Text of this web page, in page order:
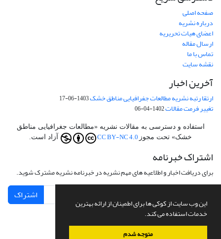
این وب سایت از کوکی ها برای اطمینان از ارائه بهترین
خدمات استفاده می کند.
متوجه شدم
صفحه اصلی
درباره نشریه
اعضای هیات تحریریه
ارسال مقاله
تماس با ما
نقشه سایت
آخرین اخبار
ارتقا رتبه نشریه مطالعات جفرافیایی مناطق خشک1403-06-17
تغییر فرمت مقالات1402-04-06
استفاده و دسترسی به مقالات نشریه «مطالعات جغرافیایی مناطق
خشک» تحت مجوز CC BY-NC 4.0 آزاد است.
اشتراک خبرنامه
برای دریافت اخبار و اطلاعیه های مهم نشریه در خبرنامه نشریه مشترک شوید.
اشتراک